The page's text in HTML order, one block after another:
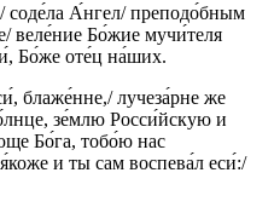
соде́ла А́нгел/ преподо́бным
веле́ние Бо́жие мучи́теля
Бо́же оте́ц на́ших.
блаже́нне,/ лучеза́рне же
зе́млю Росси́йскую и
Бо́га, тобо́ю нас
и ты сам воспева́л еси́:/